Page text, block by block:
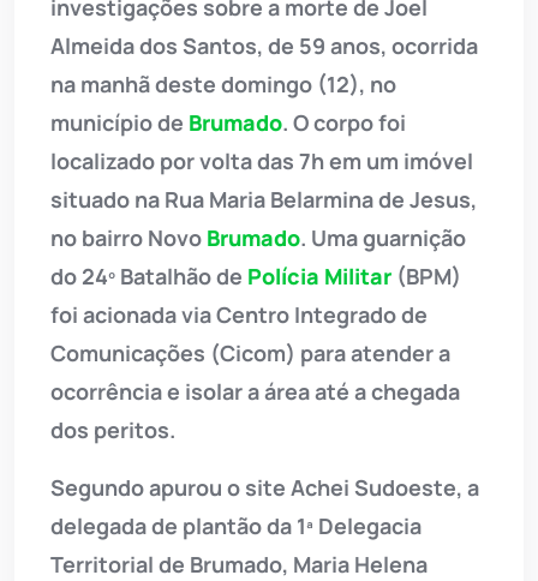
investigações sobre a morte de Joel
Almeida dos Santos, de 59 anos, ocorrida
na manhã deste domingo (12), no
município de Brumado. O corpo foi
localizado por volta das 7h em um imóvel
situado na Rua Maria Belarmina de Jesus,
no bairro Novo Brumado. Uma guarnição
do 24º Batalhão de Polícia Militar (BPM)
foi acionada via Centro Integrado de
Comunicações (Cicom) para atender a
ocorrência e isolar a área até a chegada
dos peritos.
Segundo apurou o site Achei Sudoeste, a
delegada de plantão da 1ª Delegacia
Territorial de Brumado, Maria Helena